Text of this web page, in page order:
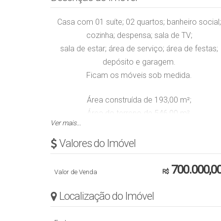
Casa com 01 suíte; 02 quartos; banheiro social;
cozinha; despensa; sala de TV;
sala de estar; área de serviço; área de festas;
depósito e garagem.
Ficam os móveis sob medida.
Área construída de 193,00 m²;
Área do terreno de 546,00 m².
Obs.: Valor sujeito a alteração sem aviso
Ver mais...
Valores do Imóvel
R$
Valor de Venda
Localização do Imóvel